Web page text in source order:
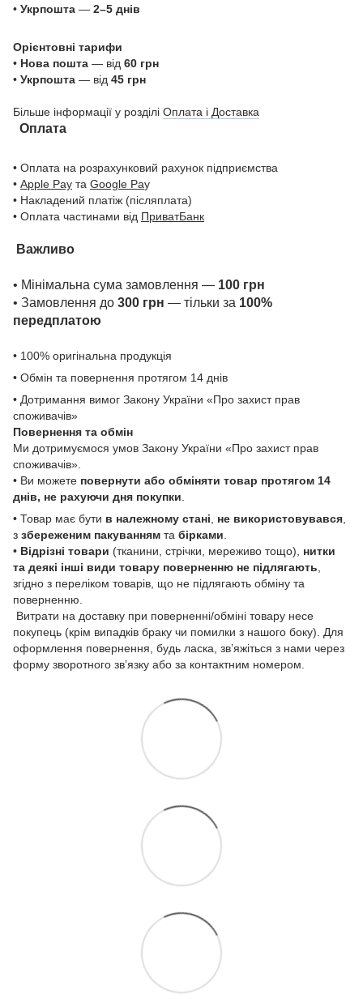
• Укрпошта — 2–5 днів
Орієнтовні тарифи
• Нова пошта — від 60 грн
• Укрпошта — від 45 грн
Більше інформації у розділі Оплата і Доставка
Оплата
• Оплата на розрахунковий рахунок підприємства
• Apple Pay та Google Pay
• Накладений платіж (післяплата)
• Оплата частинами від ПриватБанк
Важливо
• Мінімальна сума замовлення — 100 грн
• Замовлення до 300 грн — тільки за 100%
передплатою
• 100% оригінальна продукція
• Обмін та повернення протягом 14 днів
• Дотримання вимог Закону України «Про захист прав
споживачів»
Повернення та обмін
Ми дотримуємося умов Закону України «Про захист прав
споживачів».
• Ви можете повернути або обміняти товар протягом 14
днів, не рахуючи дня покупки
• Товар має бути в належному стані не використовувався
з збереженим пакуванням та бірками
• Відрізні товари (тканини, стрічки, мереживо тощо), нитки
та деякі інші види товару поверненню не підлягають
згідно з переліком товарів, що не підлягають обміну та
поверненню.
Витрати на доставку при поверненні/обміні товару несе
покупець (крім випадків браку чи помилки з нашого боку). Для
оформлення повернення, будь ласка, зв’яжіться з нами через
форму зворотного зв’язку або за контактним номером.